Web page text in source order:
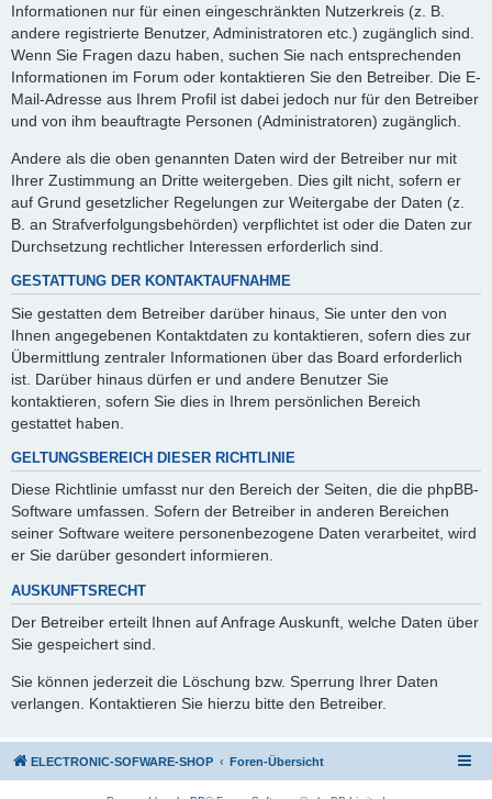
Informationen nur für einen eingeschränkten Nutzerkreis (z. B.
andere registrierte Benutzer, Administratoren etc.) zugänglich sind.
Wenn Sie Fragen dazu haben, suchen Sie nach entsprechenden
Informationen im Forum oder kontaktieren Sie den Betreiber. Die E-
Mail-Adresse aus Ihrem Profil ist dabei jedoch nur für den Betreiber
und von ihm beauftragte Personen (Administratoren) zugänglich.
Andere als die oben genannten Daten wird der Betreiber nur mit
Ihrer Zustimmung an Dritte weitergeben. Dies gilt nicht, sofern er
auf Grund gesetzlicher Regelungen zur Weitergabe der Daten (z.
B. an Strafverfolgungsbehörden) verpflichtet ist oder die Daten zur
Durchsetzung rechtlicher Interessen erforderlich sind.
GESTATTUNG DER KONTAKTAUFNAHME
Sie gestatten dem Betreiber darüber hinaus, Sie unter den von
Ihnen angegebenen Kontaktdaten zu kontaktieren, sofern dies zur
Übermittlung zentraler Informationen über das Board erforderlich
ist. Darüber hinaus dürfen er und andere Benutzer Sie
kontaktieren, sofern Sie dies in Ihrem persönlichen Bereich
gestattet haben.
GELTUNGSBEREICH DIESER RICHTLINIE
Diese Richtlinie umfasst nur den Bereich der Seiten, die die phpBB-
Software umfassen. Sofern der Betreiber in anderen Bereichen
seiner Software weitere personenbezogene Daten verarbeitet, wird
er Sie darüber gesondert informieren.
AUSKUNFTSRECHT
Der Betreiber erteilt Ihnen auf Anfrage Auskunft, welche Daten über
Sie gespeichert sind.
Sie können jederzeit die Löschung bzw. Sperrung Ihrer Daten
verlangen. Kontaktieren Sie hierzu bitte den Betreiber.
ELECTRONIC-SOFWARE-SHOP Foren-Übersicht